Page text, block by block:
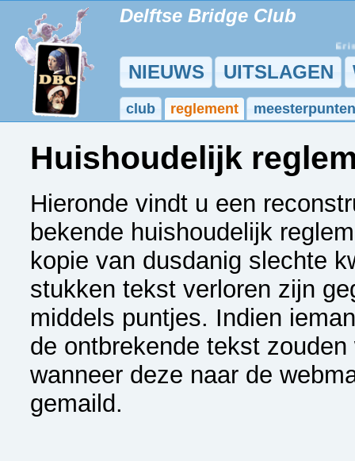
Delftse Bridge Club
Er is
NIEUWS UITSLAGEN
club reglement meesterpunten
Huishoudelijk
Hieronde vindt u een
bekende huishoudelijk
kopie van dusdanig slechte
stukken tekst verloren zijn
middels puntjes. Indien
de ontbrekende tekst
wanneer deze naar de
gemaild.